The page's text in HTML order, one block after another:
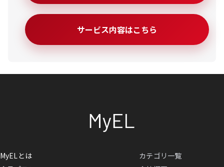
サービス内容はこちら
MyELとは
カテゴリ一覧